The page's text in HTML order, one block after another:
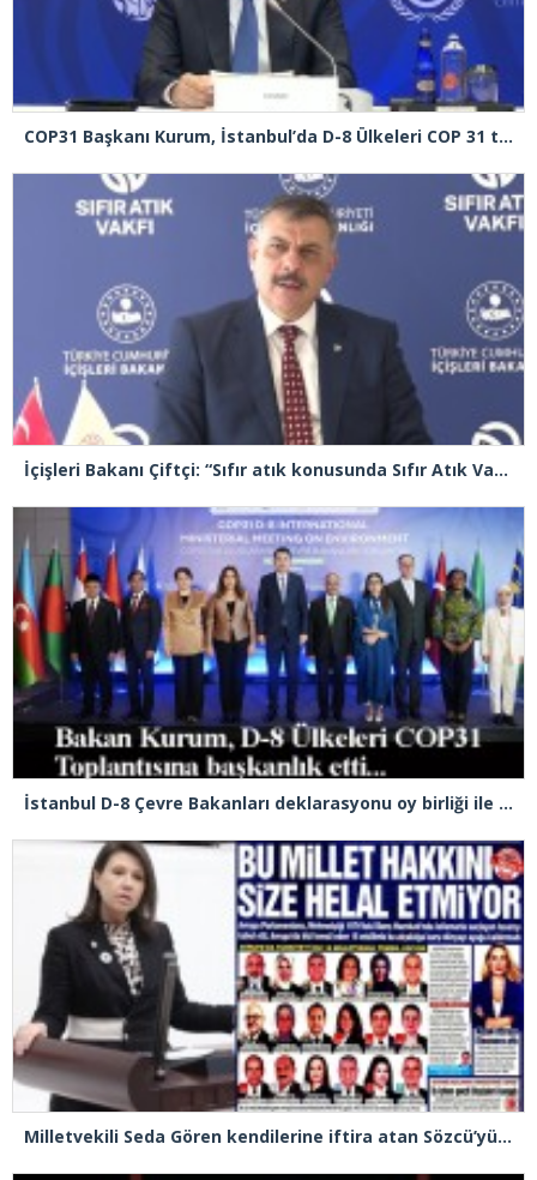
COP31 Başkanı Kurum, İstanbul’da D-8 Ülkeleri COP 31 toplantısına başkanlık etti
İçişleri Bakanı Çiftçi: “Sıfır atık konusunda Sıfır Atık Vakfımızla beraber iş ve güç birliği yapıyoruz”
İstanbul D-8 Çevre Bakanları deklarasyonu oy birliği ile kabul edildi
Milletvekili Seda Gören kendilerine iftira atan Sözcü’yü sert bir dille eleştirdi